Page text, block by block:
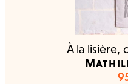
À la lisière,